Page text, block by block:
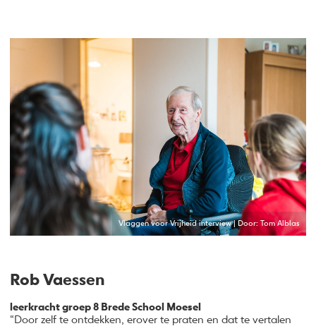
Vlaggen voor Vrijheid interview | Door: Tom Alblas
Rob Vaessen
leerkracht groep 8 Brede School Moesel
“Door zelf te ontdekken, erover te praten en dat te vertalen